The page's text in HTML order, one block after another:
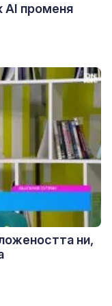
AI променя
ни,